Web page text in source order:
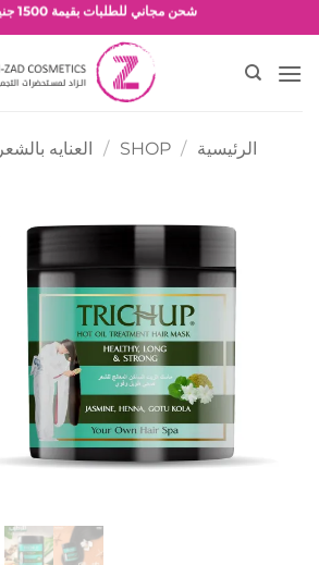
للمحتوى
شحن مجاني للطلبات بقيمة 1500 جنية أو أكثر
عروض وخصومات حصرية
الرئيسية /
SHOP
/ العنايه بالشعر HAIR CARE